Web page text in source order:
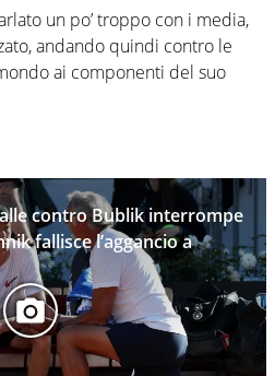
un po’ troppo con i media,
andando quindi contro le
ai componenti del suo
contro Bublik interrompe
fallisce l’aggancio a